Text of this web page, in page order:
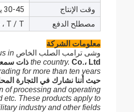
وقت الإنتاج
30-45 يوما حسب متطلبات المعالجة وموسم الإنتاج
مصطلح الدفع
T / T ، خطاب الاعتماد غير قابل للإلغاء في الأفق
معلومات الشركة
وشى ترامب الصلب الخاص in
the country. Co.، Ltd ذات سمعة جيدة ومنتجات عالية الجودة وقوة صلبة وسعر أقل مشهور في البلاد.
for more than ten years.
حيث أننا نشارك في التجارة
of processing and operating.
etc. These products apply to
industry and other fields.